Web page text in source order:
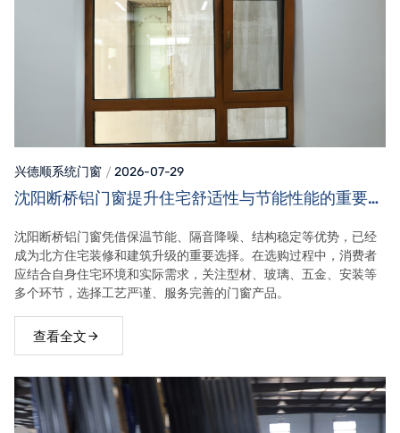
兴德顺系统门窗 2026-07-29
沈阳断桥铝门窗提升住宅舒适性与节能性能的重要选
沈阳断桥铝门窗凭借保温节能、隔音降噪、结构稳定等优势，已经
成为北方住宅装修和建筑升级的重要选择。在选购过程中，消费者
应结合自身住宅环境和实际需求，关注型材、玻璃、五金、安装等
多个环节，选择工艺严谨、服务完善的门窗产品。
查看全文